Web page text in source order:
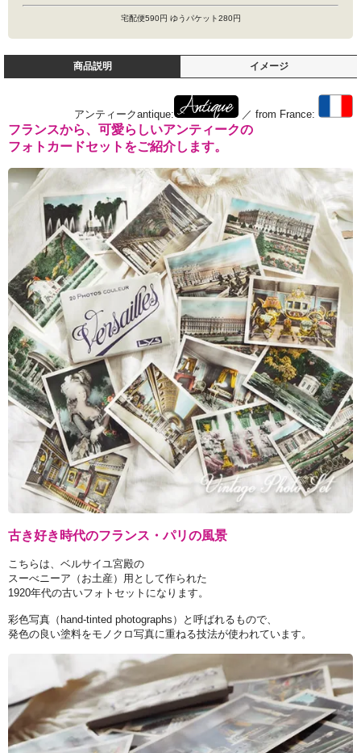
宅配便590円 ゆうパケット280円
商品説明 イメージ
アンティークantique: ／ from France:
フランスから、可愛らしいアンティークの
フォトカードセットをご紹介します。
古き好き時代のフランス・パリの風景
こちらは、ベルサイユ宮殿の
スーべニーア（お土産）用として作られた
1920年代の古いフォトセットになります。
彩色写真（hand-tinted photographs）と呼ばれるもので、
発色の良い塗料をモノクロ写真に重ねる技法が使われています。